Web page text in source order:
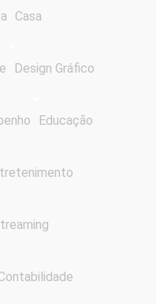
Casa
Design Gráfico
Educação